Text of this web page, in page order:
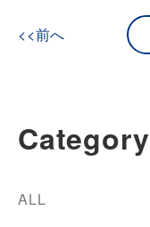
<<前へ
Category
ALL